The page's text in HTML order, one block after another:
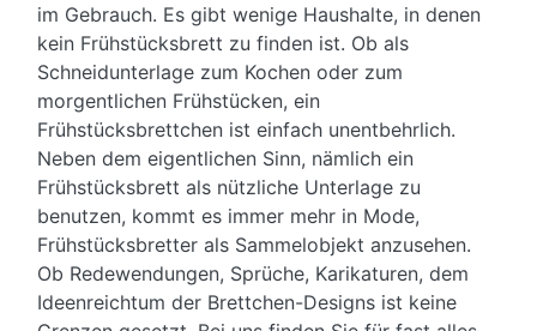
im Gebrauch. Es gibt wenige Haushalte, in denen
kein Frühstücksbrett zu finden ist. Ob als
Schneidunterlage zum Kochen oder zum
morgentlichen Frühstücken, ein
Frühstücksbrettchen ist einfach unentbehrlich.
Neben dem eigentlichen Sinn, nämlich ein
Frühstücksbrett als nützliche Unterlage zu
benutzen, kommt es immer mehr in Mode,
Frühstücksbretter als Sammelobjekt anzusehen.
Ob Redewendungen, Sprüche, Karikaturen, dem
Ideenreichtum der Brettchen-Designs ist keine